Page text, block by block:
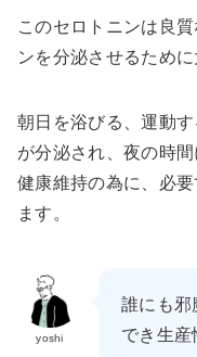
このセロトニンは良
ンを分泌させるため
朝日を浴びる、運動
が分泌され、夜の時
健康維持の為に、必
ます。
yoshi
誰にも邪
でき生産